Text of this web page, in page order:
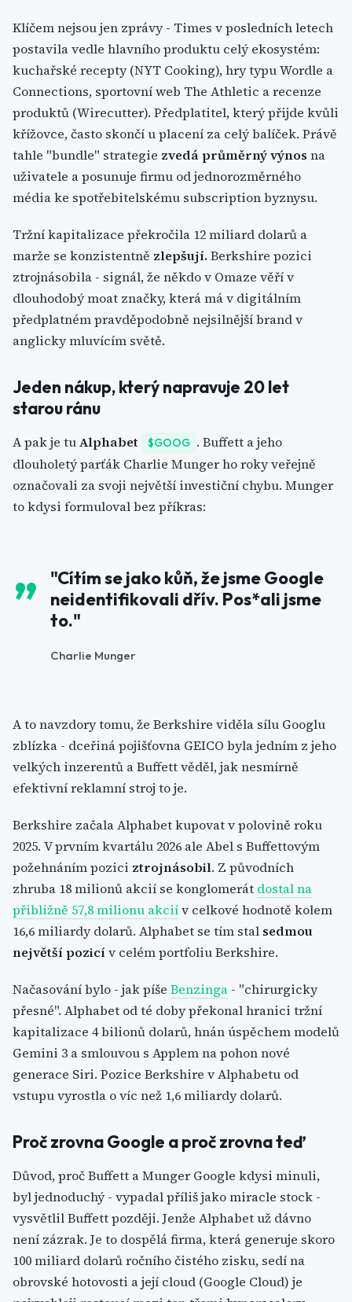
Klíčem nejsou jen zprávy - Times v posledních letech
postavila vedle hlavního produktu celý ekosystém:
kuchařské recepty (NYT Cooking), hry typu Wordle a
Connections, sportovní web The Athletic a recenze
produktů (Wirecutter). Předplatitel, který přijde kvůli
křížovce, často skončí u placení za celý balíček. Právě
tahle "bundle" strategie zvedá průměrný výnos na
uživatele a posunuje firmu od jednorozměrného
média ke spotřebitelskému subscription byznysu.
Tržní kapitalizace překročila 12 miliard dolarů a
marže se konzistentně zlepšují. Berkshire pozici
ztrojnásobila - signál, že někdo v Omaze věří v
dlouhodobý moat značky, která má v digitálním
předplatném pravděpodobně nejsilnější brand v
anglicky mluvícím světě.
Jeden nákup, který napravuje 20 let
starou ránu
A pak je tuAlphabet $GOOG . Buffett a jeho
dlouholetý parťák Charlie Munger ho roky veřejně
označovali za svoji největší investiční chybu. Munger
to kdysi formuloval bez příkras:
"Cítím se jako kůň, že jsme Google
neidentifikovali dřív. Pos*ali jsme
to."
Charlie Munger
A to navzdory tomu, že Berkshire viděla sílu Googlu
zblízka - dceřiná pojišťovna GEICO byla jedním z jeho
velkých inzerentů a Buffett věděl, jak nesmírně
efektivní reklamní stroj to je.
Berkshire začala Alphabet kupovat v polovině roku
2025. V prvním kvartálu 2026 ale Abel s Buffettovým
požehnáním pozici ztrojnásobil. Z původních
zhruba 18 milionů akcií se konglomerát dostal na
přibližně 57,8 milionu akciív celkové hodnotě kolem
16,6 miliardy dolarů. Alphabet se tím stal sedmou
největší pozicí v celém portfoliu Berkshire.
Načasování bylo - jak píše Benzinga - "chirurgicky
přesné". Alphabet od té doby překonal hranici tržní
kapitalizace 4 bilionů dolarů, hnán úspěchem modelů
Gemini 3 a smlouvou s Applem na pohon nové
generace Siri. Pozice Berkshire v Alphabetu od
vstupu vyrostla o víc než 1,6 miliardy dolarů.
Proč zrovna Google a proč zrovna teď
Důvod, proč Buffett a Munger Google kdysi minuli,
byl jednoduchý - vypadal příliš jako miracle stock -
vysvětlil Buffett později. Jenže Alphabet už dávno
není zázrak. Je to dospělá firma, která generuje skoro
100 miliard dolarů ročního čistého zisku, sedí na
obrovské hotovosti a její cloud (Google Cloud) je